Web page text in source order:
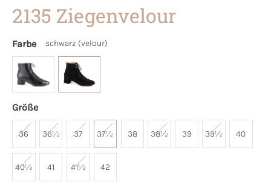
2135 Ziegenvelour
Farbe schwarz (velour)
Größe
36 36½ 37 37½ 38 38½ 39 39½ 40
40½ 41 41½ 42